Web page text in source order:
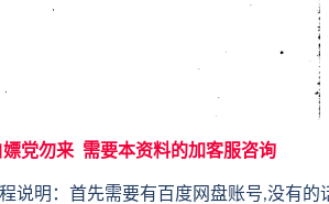
党勿来 需要本资料的加客服咨询
说明：首先需要有百度网盘账号,没有